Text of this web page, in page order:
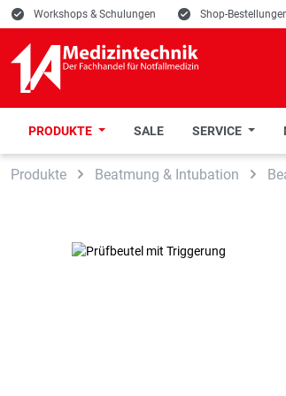
Zur Suche springen
Zur Hauptnavigation springen
E Workshops & Schulungen E Shop-
PRODUKTE SALE SERVICE
Produkte Beatmung & Intubation